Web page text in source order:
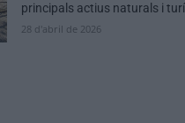
principals actius naturals i
28 d'abril de 2026